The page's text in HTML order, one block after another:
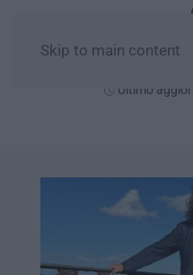
Skip to main content
Ultimo